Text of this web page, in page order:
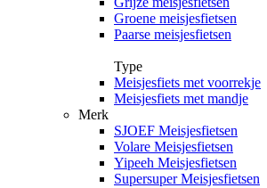
Groene meisjesfietsen
Paarse meisjesfietsen
Type
Meisjesfiets met voorrekje
Meisjesfiets met mandje
Merk
SJOEF Meisjesfietsen
Volare Meisjesfietsen
Yipeeh Meisjesfietsen
Supersuper Meisjesfietsen